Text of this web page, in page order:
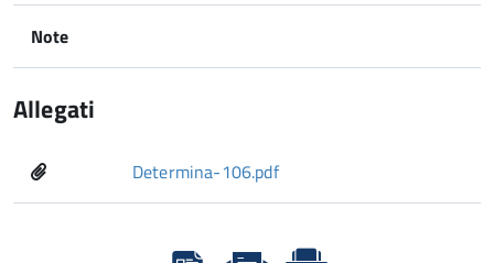
Note
Allegati
Determina-106.pdf